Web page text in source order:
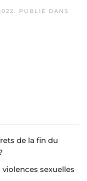
. PUBLIÉ DANS
de la fin du
sexuelles